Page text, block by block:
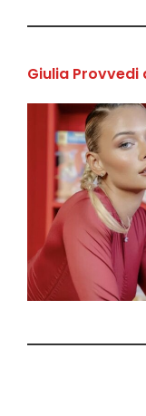
Giulia Provvedi